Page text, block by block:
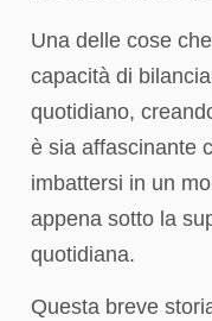
Una delle cose
capacità di
quotidiano,
è sia affascinante
imbattersi in un
appena sotto la
quotidiana.
Questa breve